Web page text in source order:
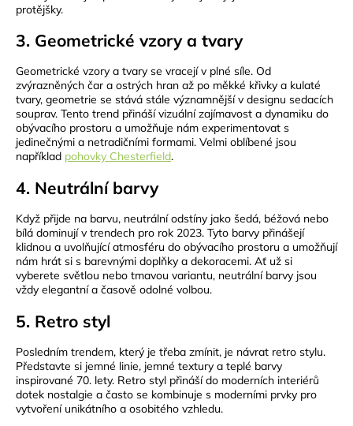
protějšky.
3. Geometrické vzory a tvary
Geometrické vzory a tvary se vracejí v plné síle. Od
zvýrazněných čar a ostrých hran až po měkké křivky a kulaté
tvary, geometrie se stává stále významnější v designu sedacích
souprav. Tento trend přináší vizuální zajímavost a dynamiku do
obývacího prostoru a umožňuje nám experimentovat s
jedinečnými a netradičními formami. Velmi oblíbené jsou
například pohovky Chesterfield.
4. Neutrální barvy
Když přijde na barvu, neutrální odstíny jako šedá, béžová nebo
bílá dominují v trendech pro rok 2023. Tyto barvy přinášejí
klidnou a uvolňující atmosféru do obývacího prostoru a umožňují
nám hrát si s barevnými doplňky a dekoracemi. Ať už si
vyberete světlou nebo tmavou variantu, neutrální barvy jsou
vždy elegantní a časově odolné volbou.
5. Retro styl
Posledním trendem, který je třeba zmínit, je návrat retro stylu.
Představte si jemné linie, jemné textury a teplé barvy
inspirované 70. lety. Retro styl přináší do moderních interiérů
dotek nostalgie a často se kombinuje s moderními prvky pro
vytvoření unikátního a osobitého vzhledu.